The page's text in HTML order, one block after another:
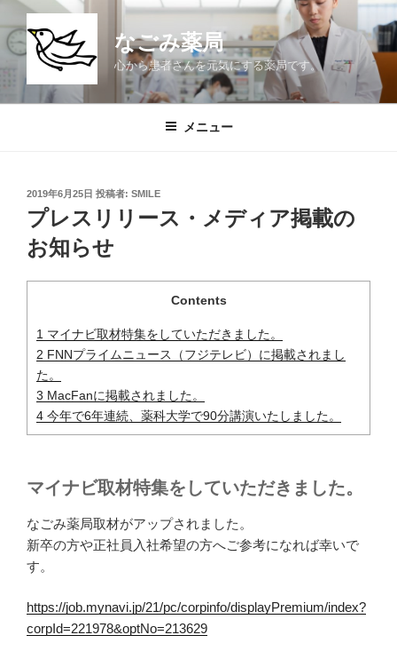
ン
テ
なごみ薬局
心から患者さんを元気にする薬局です。
メニュー
投
稿
日:
2019年6月25日 投稿者: SMILE
プレスリリース・メディア掲載の
お知らせ
Contents
1 マイナビ取材特集をしていただきました。
2 FNNプライムニュース（フジテレビ）に掲載されまし
た。
3 MacFanに掲載されました。
4 今年で6年連続、薬科大学で90分講演いたしました。
マイナビ取材特集をしていただきました。
なごみ薬局取材がアップされました。
新卒の方や正社員入社希望の方へご参考になれば幸いで
す。
https://job.mynavi.jp/21/pc/corpinfo/displayPremium/index?
corpId=221978&optNo=213629